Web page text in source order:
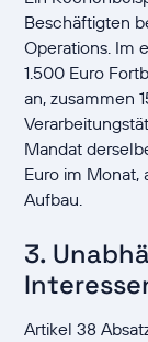
Beschäftigten
Operations. Im
1.500 Euro
an, zusammen
Mandat
Euro im Monat,
Aufbau.
3.
Artikel 38